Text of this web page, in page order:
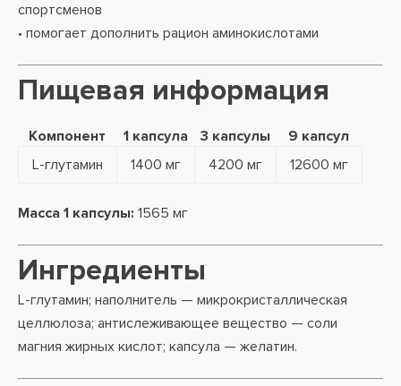
спортсменов
• помогает дополнить рацион аминокислотами
Пищевая информация
Компонент 1 капсула 3 капсулы
9 капсул
L-глутамин
1400 мг 4200 мг 12600 мг
Масса 1 капсулы: 1565 мг
Ингредиенты
L-глутамин; наполнитель — микрокристаллическая
целлюлоза; антислеживающее вещество — соли
магния жирных кислот; капсула — желатин.